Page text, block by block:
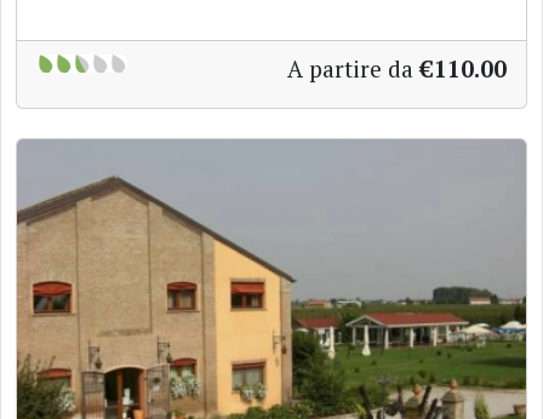
A partire da €110.00